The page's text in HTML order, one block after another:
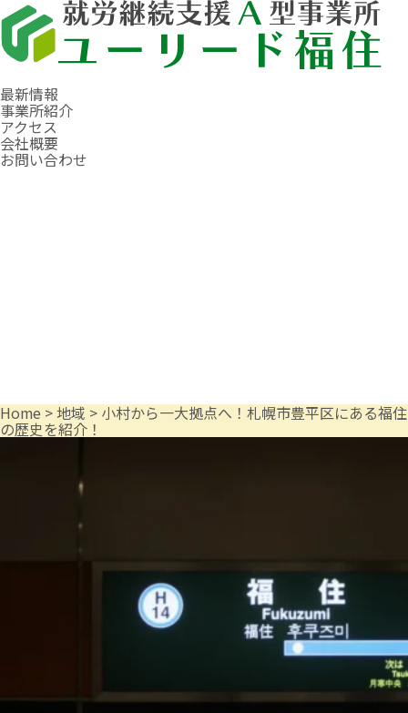
最新情報
事業所紹介
アクセス
会社概要
お問い合わせ
Home >地域 > 小村から一大拠点へ！札幌市豊平区にある福住
の歴史を紹介！